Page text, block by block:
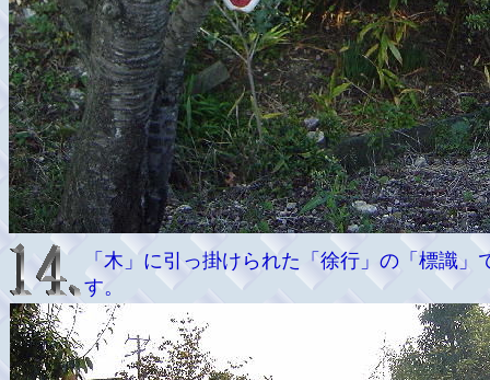
「木」に引っ掛けられた「徐行」の「標識」
す。